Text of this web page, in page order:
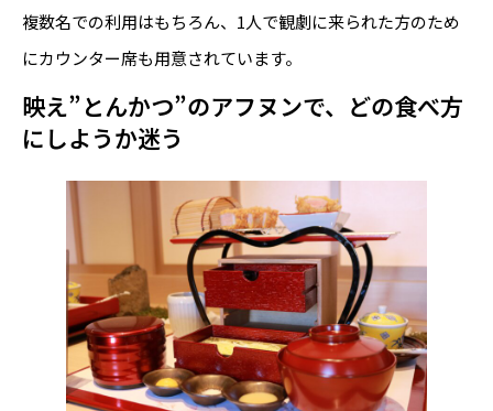
複数名での利用はもちろん、1人で観劇に来られた方のため
にカウンター席も用意されています。
映え”とんかつ”のアフヌンで、どの食べ方
にしようか迷う